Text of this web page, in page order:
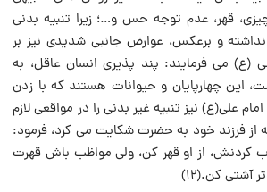
قهر، عدم توجه حس و…؛ زیرا تنبیه بدنى
و برعکس، عوارض جانبى شدیدى نیز بر
(ع) مى فرمایند: پند پذیری انسان عاقل، به
این چهارپایان و حیوانات هستند که با زدن
شوند.(۱۱) اما امام على(ع) نیز تنبیه غیر بدنی را در مواقعى لازم
از فرزند خود به حضرت شکایت می کرد، فرمود:
کردنش، از او قهر کن، ولى مواظب باش قهرت
کن.(۱۲)